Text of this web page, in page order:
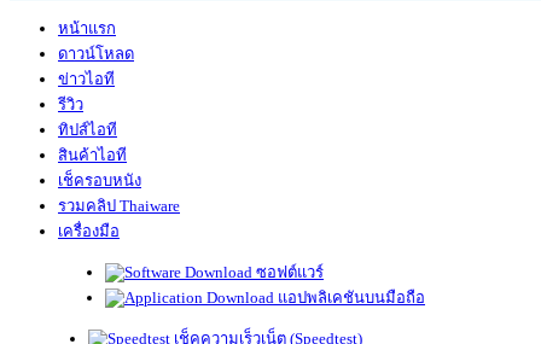
หน้าแรก
ดาวน์โหลด
ข่าวไอที
รีวิว
ทิปส์ไอที
สินค้าไอที
เช็ครอบหนัง
รวมคลิป Thaiware
เครื่องมือ
ซอฟต์แวร์
แอปพลิเคชันบนมือถือ
เช็คความเร็วเน็ต (Speedtest)